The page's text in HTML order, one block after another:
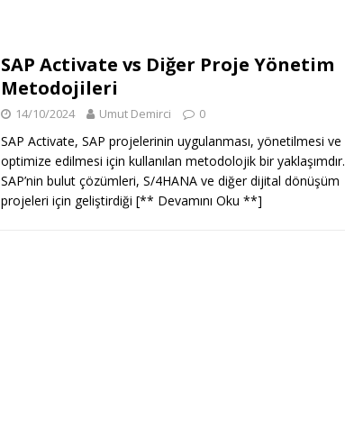
SAP Activate vs Diğer Proje Yönetim
Metodojileri
14/10/2024 Umut Demirci 0
SAP Activate, SAP projelerinin uygulanması, yönetilmesi ve
optimize edilmesi için kullanılan metodolojik bir yaklaşımdır.
SAP’nin bulut çözümleri, S/4HANA ve diğer dijital dönüşüm
projeleri için geliştirdiği [** Devamını Oku **]